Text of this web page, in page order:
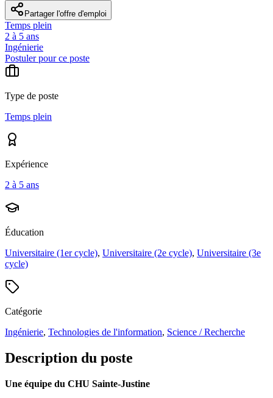
Partager l'offre d'emploi
Temps plein
2 à 5 ans
Ingénierie
Postuler pour ce poste
Type de poste
Temps plein
Expérience
2 à 5 ans
Éducation
Universitaire (1er cycle), Universitaire (2e cycle), Universitaire (3e
cycle)
Catégorie
Ingénierie, Technologies de l'information, Science / Recherche
Description du poste
Une équipe du CHU Sainte-Justine